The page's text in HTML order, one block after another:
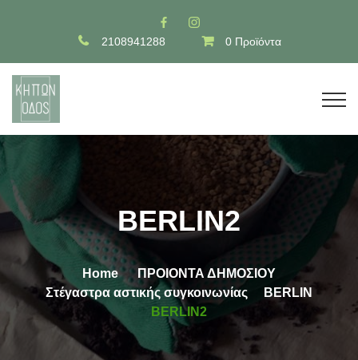
2108941288 0 Προϊόντα
BERLIN2
Home
ΠΡΟΙΟΝΤΑ ΔΗΜΟΣΙΟΥ
Στέγαστρα αστικής συγκοινωνίας
BERLIN
BERLIN2